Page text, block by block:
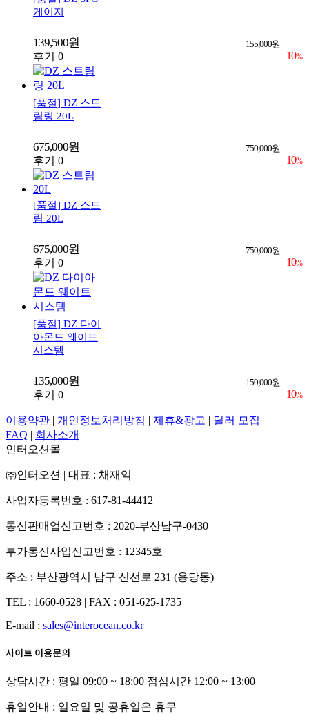
게이지
139,500원 155,000원
10%
후기 0
[품절] DZ 스트
림링 20L
675,000원 750,000원
10%
후기 0
[품절] DZ 스트
림 20L
675,000원 750,000원
10%
후기 0
[품절] DZ 다이
아몬드 웨이트
시스템
135,000원 150,000원
10%
후기 0
이용약관 | 개인정보처리방침 | 제휴&광고 | 딜러 모집
FAQ | 회사소개
인터오션몰
㈜인터오션 | 대표 : 채재익
사업자등록번호 : 617-81-44412
통신판매업신고번호 : 2020-부산남구-0430
부가통신사업신고번호 : 12345호
주소 : 부산광역시 남구 신선로 231 (용당동)
TEL : 1660-0528 | FAX : 051-625-1735
E-mail : sales@interocean.co.kr
사이트 이용문의
상담시간 : 평일 09:00 ~ 18:00 점심시간 12:00 ~ 13:00
휴일안내 : 일요일 및 공휴일은 휴무